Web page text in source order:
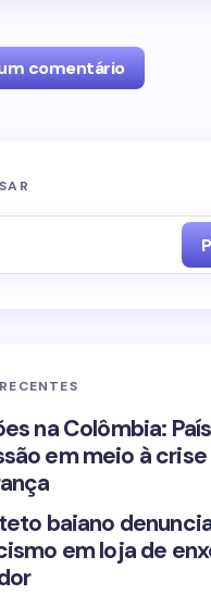
comentário
de e-mail não será
*
name and email in this
na Colômbia:
em meio à
baiano
em loja de